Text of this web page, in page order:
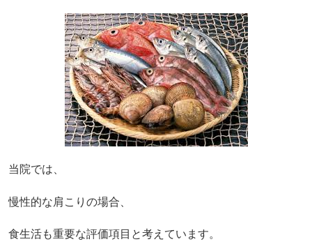
当院では、
慢性的な肩こりの場合、
食生活も重要な評価項目と考えています。